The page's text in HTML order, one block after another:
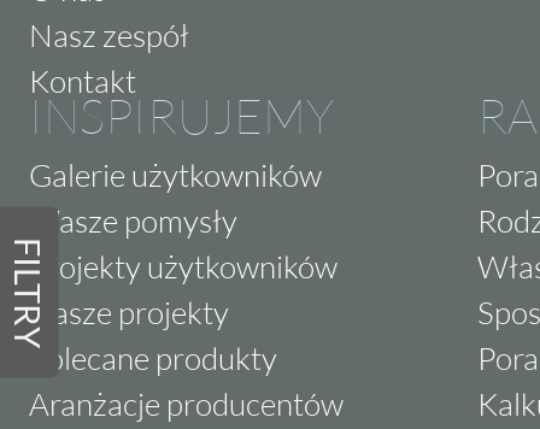
FILTRY
Nasz zespół
Kontakt
INSPIRUJEMY
Galerie użytkowników
Wasze pomysły
Projekty użytkowników
Nasze projekty
Polecane produkty
Aranżacje producentów